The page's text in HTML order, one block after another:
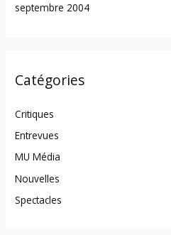
septembre 2004
Catégories
Critiques
Entrevues
MU Média
Nouvelles
Spectacles